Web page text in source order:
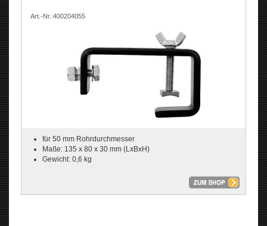
Art.-Nr.:400204055
für 50 mm Rohrdurchmesser
Maße: 135 x 80 x 30 mm (LxBxH)
Gewicht: 0,6 kg